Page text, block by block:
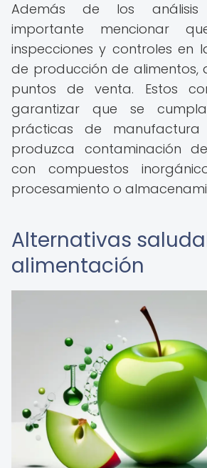
Además de los análisis
importante mencionar
inspecciones y controles en
de producción de alimentos,
puntos de venta. Estos
garantizar que se
prácticas de
produzca contaminación
con compuestos
procesamiento o
Alternativas
alimentación